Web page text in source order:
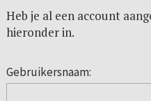
Heb je al een account
hieronder in.
Gebruikersnaam: